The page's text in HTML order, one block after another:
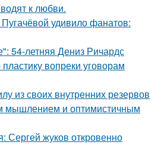
к любви.
удивило фанатов:
54-летняя Дениз Ричардс
вопреки уговорам
из своих внутренних резервов
мышлением и оптимистичным
Сергей жуков откровенно